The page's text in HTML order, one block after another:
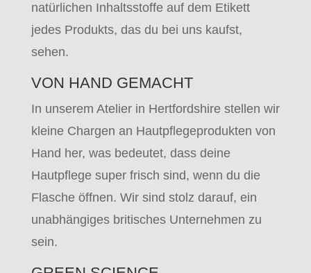
natürlichen Inhaltsstoffe auf dem Etikett
jedes Produkts, das du bei uns kaufst,
sehen.
VON HAND GEMACHT
In unserem Atelier in Hertfordshire stellen wir
kleine Chargen an Hautpflegeprodukten von
Hand her, was bedeutet, dass deine
Hautpflege super frisch sind, wenn du die
Flasche öffnen. Wir sind stolz darauf, ein
unabhängiges britisches Unternehmen zu
sein.